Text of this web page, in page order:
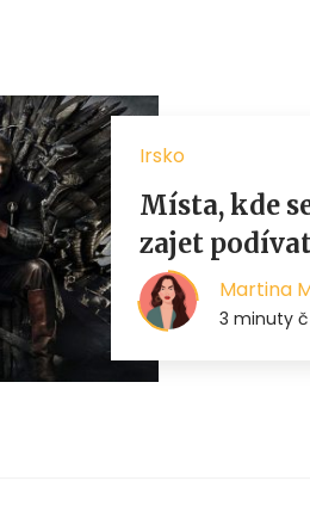
Irsko
Místa, kde
zajet
Martina
3 minuty